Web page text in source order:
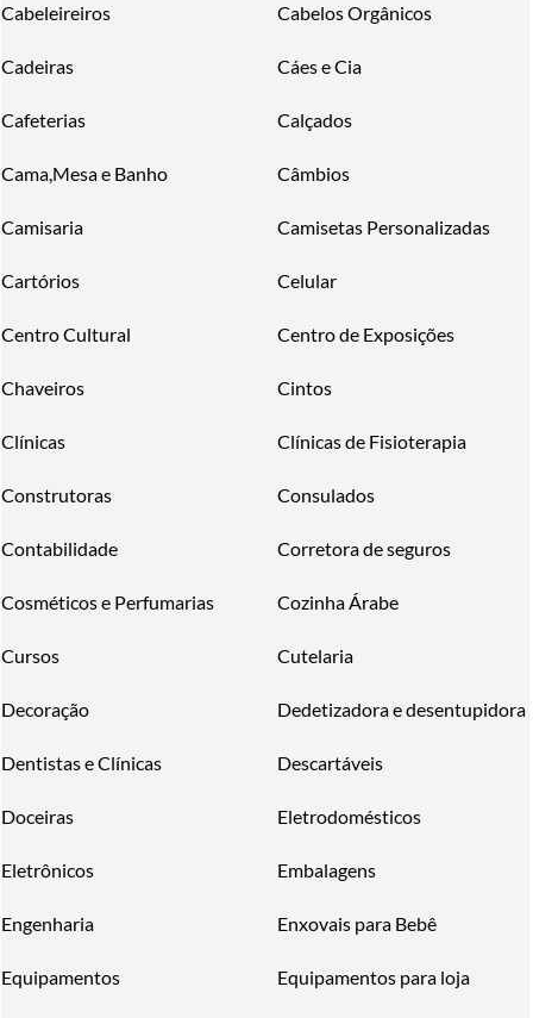
Cabeleireiros Cabelos Orgânicos
Cadeiras Cáes e Cia
Cafeterias Calçados
Cama,Mesa e Banho Câmbios
Camisaria Camisetas Personalizadas
Cartórios Celular
Centro Cultural Centro de Exposições
Chaveiros Cintos
Clínicas Clínicas de Fisioterapia
Construtoras Consulados
Contabilidade Corretora de seguros
Cosméticos e Perfumarias Cozinha Árabe
Cursos Cutelaria
Decoração Dedetizadora e desentupidora
Dentistas e Clínicas Descartáveis
Doceiras Eletrodomésticos
Eletrônicos Embalagens
Engenharia Enxovais para Bebê
Equipamentos Equipamentos para loja